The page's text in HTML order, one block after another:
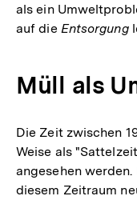
der
Fußnote
als ein
auf die Entsorgung
Müll als
Die Zeit zwischen
Weise als
angesehen
diesem Zeitraum